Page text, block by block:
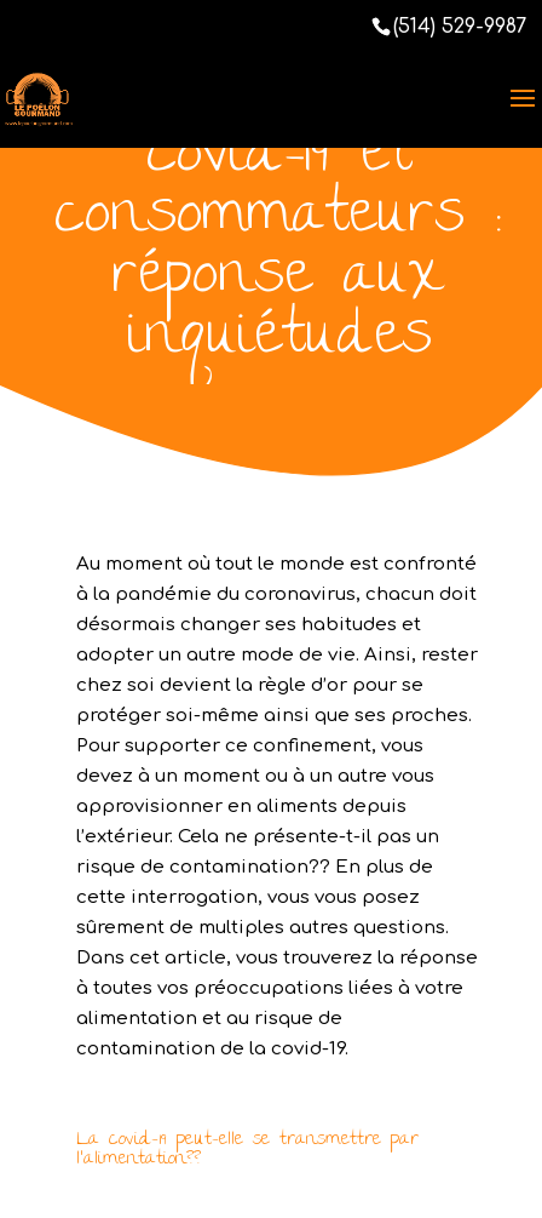
(514) 529-9987
/5]
covid-19 et
consommateurs :
réponse aux
inquiétudes
Au moment où tout le monde est confronté
à la pandémie du coronavirus, chacun doit
désormais changer ses habitudes et
adopter un autre mode de vie. Ainsi, rester
chez soi devient la règle d’or pour se
protéger soi-même ainsi que ses proches.
Pour supporter ce confinement, vous
devez à un moment ou à un autre vous
approvisionner en aliments depuis
l’extérieur. Cela ne présente-t-il pas un
risque de contamination?? En plus de
cette interrogation, vous vous posez
sûrement de multiples autres questions.
Dans cet article, vous trouverez la réponse
à toutes vos préoccupations liées à votre
alimentation et au risque de
contamination de la covid-19.
La covid-19 peut-elle se transmettre par
l’alimentation??